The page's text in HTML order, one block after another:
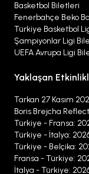
Basketbol Biletleri
Fenerbahçe Beko
Türkiye Basketbol
Şampiyonlar Ligi
UEFA Avrupa Ligi
Yaklaşan
Tarkan 27 Kasım
Boris Brejcha
Türkiye - Fransa:
Türkiye - İtalya:
Türkiye - Belçika:
Fransa - Türkiye:
İtalya - Türkiye: